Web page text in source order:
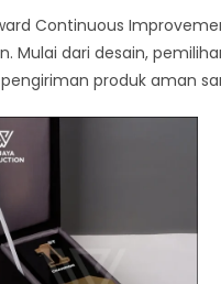
Continuous
Mulai dari desain,
produk aman